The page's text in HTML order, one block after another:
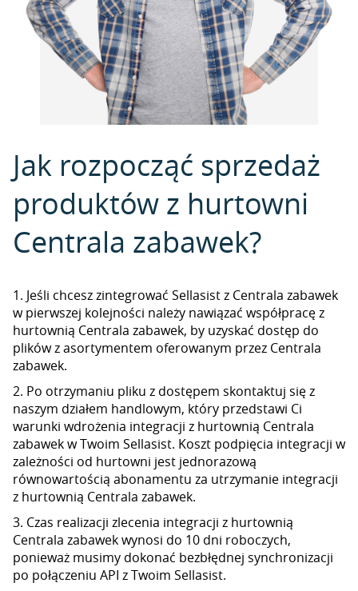
Jak rozpocząć sprzedaż
produktów z hurtowni
Centrala zabawek?
1. Jeśli chcesz zintegrować Sellasist z Centrala zabawek
w pierwszej kolejności należy nawiązać współpracę z
hurtownią Centrala zabawek, by uzyskać dostęp do
plików z asortymentem oferowanym przez Centrala
zabawek.
2. Po otrzymaniu pliku z dostępem skontaktuj się z
naszym działem handlowym, który przedstawi Ci
warunki wdrożenia integracji z hurtownią Centrala
zabawek w Twoim Sellasist. Koszt podpięcia integracji w
zależności od hurtowni jest jednorazową
równowartością abonamentu za utrzymanie integracji
z hurtownią Centrala zabawek.
3. Czas realizacji zlecenia integracji z hurtownią
Centrala zabawek wynosi do 10 dni roboczych,
ponieważ musimy dokonać bezbłędnej synchronizacji
po połączeniu API z Twoim Sellasist.